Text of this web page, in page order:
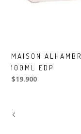
MAISON
100ML EDP
$19.900